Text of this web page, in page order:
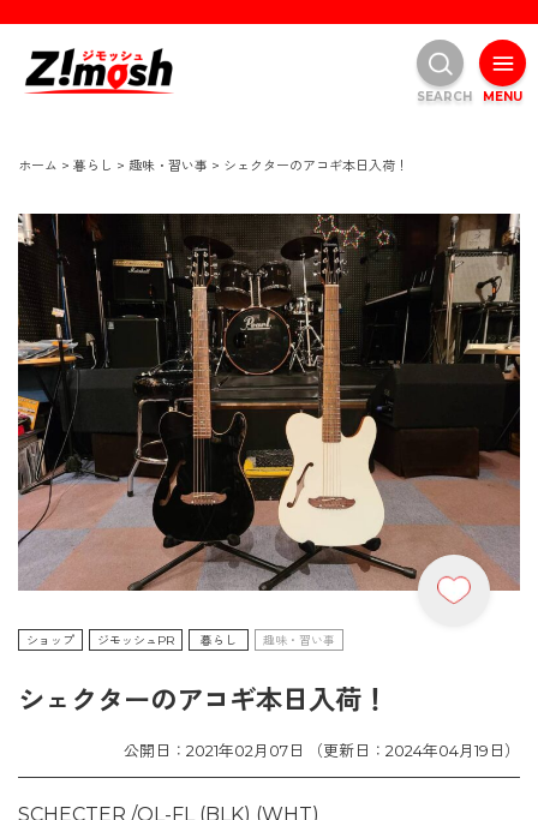
ホーム > 暮らし > 趣味・習い事 > シェクターのアコギ本日入荷！
ショップ ジモッシュPR 暮らし 趣味・習い事
シェクターのアコギ本日入荷！
公開日：2021年02月07日 （更新日：2024年04月19日）
SCHECTER /OL-FL (BLK) (WHT)
MENU
SEARCH